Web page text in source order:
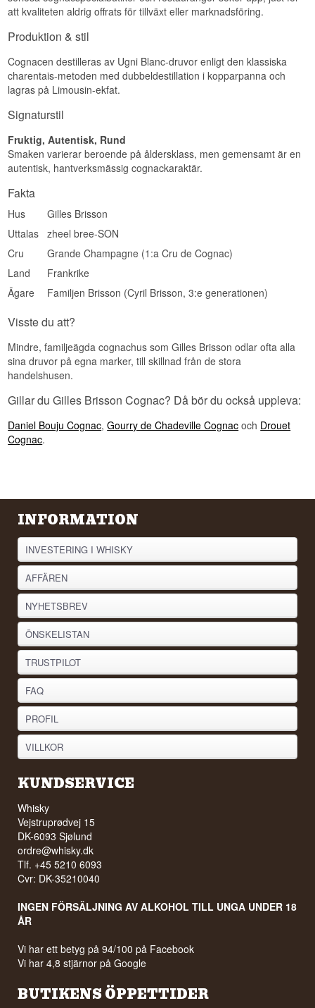
att kvaliteten aldrig offrats för tillväxt eller marknadsföring.
Produktion & stil
Cognacen destilleras av Ugni Blanc-druvor enligt den klassiska
charentais-metoden med dubbeldestillation i kopparpanna och
lagras på Limousin-ekfat.
Signaturstil
Fruktig, Autentisk, Rund
Smaken varierar beroende på åldersklass, men gemensamt är en
autentisk, hantverksmässig cognackaraktär.
Fakta
Hus
Gilles Brisson
Uttalas
zheel bree-SON
Cru
Grande Champagne (1:a Cru de Cognac)
Land
Frankrike
Ägare
Familjen Brisson (Cyril Brisson, 3:e generationen)
Visste du att?
Mindre, familjeägda cognachus som Gilles Brisson odlar ofta alla
sina druvor på egna marker, till skillnad från de stora
handelshusen.
Gillar du Gilles Brisson Cognac? Då bör du också uppleva:
Daniel Bouju Cognac,Gourry de Chadeville Cognac och Drouet
Cognac.
INFORMATION
INVESTERING I WHISKY
AFFÄREN
NYHETSBREV
ÖNSKELISTAN
TRUSTPILOT
FAQ
PROFIL
VILLKOR
KUNDSERVICE
Whisky
Vejstruprødvej 15
DK-6093 Sjølund
ordre@whisky.dk
Tlf. +45 5210 6093
Cvr: DK-35210040
INGEN FÖRSÄLJNING AV ALKOHOL TILL UNGA UNDER 18
ÅR
Vi har ett betyg på 94/100 på Facebook
Vi har 4,8 stjärnor på Google
BUTIKENS ÖPPETTIDER